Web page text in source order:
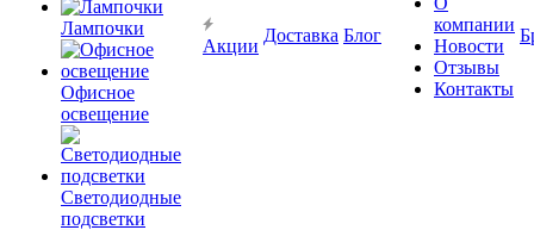
Лампочки
Офисное
освещение
Светодиодные
подсветки
Акции
Доставка Блог
компании
Новости
Отзывы
Контакты